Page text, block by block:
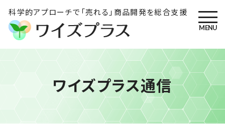
科学的アプローチで「売れる」商品開発を総合支援
ワイズプラス｜鹿児島の特産
品開発・HACCP衛生管理・食
品表示の専門コンサル
MENU
ワイズプラス通信